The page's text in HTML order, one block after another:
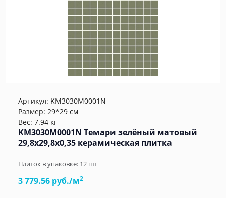
Артикул: KM3030M0001N
Размер: 29*29 см
Вес: 7.94 кг
KM3030M0001N Темари зелёный матовый
29,8x29,8x0,35 керамическая плитка
Плиток в упаковке: 12 шт
3 779.56 руб./м2